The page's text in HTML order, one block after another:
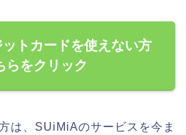
トカードを使えない方
らをクリック
は、SUiMiAのサービスを今ま